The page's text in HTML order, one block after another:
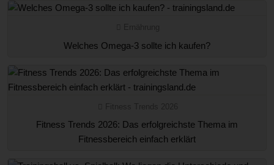
Welches Omega-3 sollte ich kaufen?
Fitness Trends 2026: Das erfolgreichste Thema im
Fitnessbereich einfach erklärt